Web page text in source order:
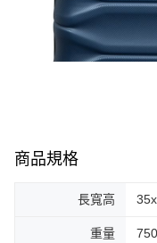
商品規格
長寬高
重量